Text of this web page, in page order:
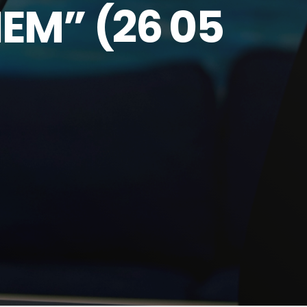
(26 05